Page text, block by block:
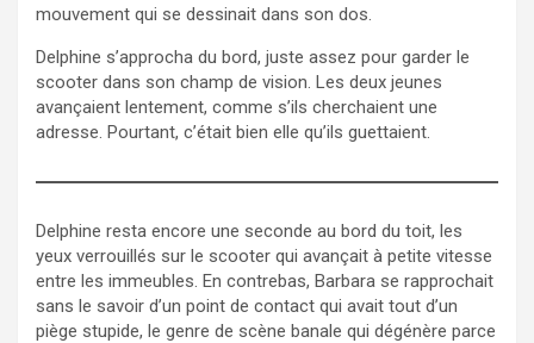
mouvement qui se dessinait dans son dos.
Delphine s’approcha du bord, juste assez pour garder le
scooter dans son champ de vision. Les deux jeunes
avançaient lentement, comme s’ils cherchaient une
adresse. Pourtant, c’était bien elle qu’ils guettaient.
Delphine resta encore une seconde au bord du toit, les
yeux verrouillés sur le scooter qui avançait à petite vitesse
entre les immeubles. En contrebas, Barbara se rapprochait
sans le savoir d’un point de contact qui avait tout d’un
piège stupide, le genre de scène banale qui dégénère parce